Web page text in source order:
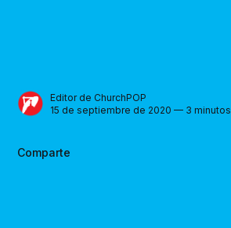
Editor de ChurchPOP
15 de septiembre de 2020 — 3 minutos
Comparte